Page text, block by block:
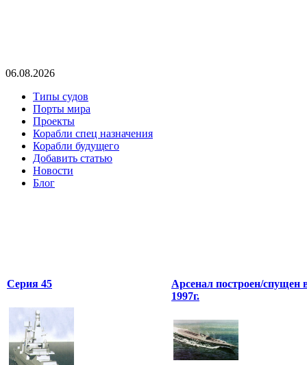
06.08.2026
Типы судов
Порты мира
Проекты
Корабли спец назначения
Корабли будущего
Добавить статью
Новости
Блог
Серия 45
Арсенал построен/спущен
1997г.